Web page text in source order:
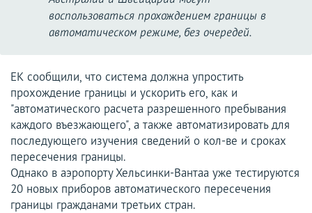
воспользоваться прохождением границы в
автоматическом режиме, без очередей.
ЕК сообщили, что система должна упростить
прохождение границы и ускорить его, как и
"автоматического расчета разрешенного пребывания
каждого въезжающего", а также автоматизировать для
последующего изучения сведений о кол-ве и сроках
пересечения границы.
Однако в аэропорту Хельсинки-Вантаа уже тестируются
20 новых приборов автоматического пересечения
границы гражданами третьих стран.